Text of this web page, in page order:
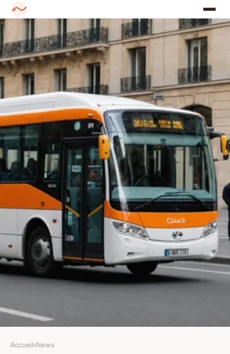
Accueil›News